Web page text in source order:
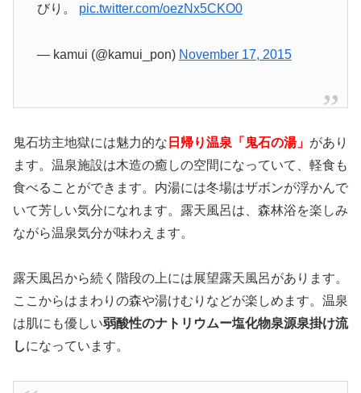
びり。 pic.twitter.com/oezNx5CKO0
— kamui (@kamui_pon) November 17, 2015
鬼石坊主地獄には魅力的な 日帰り温泉「鬼石の湯」 があり
ます。温泉施設は木造の癒しの空間になっていて、軽食も
食べることができます。内湯には冬場はザボンが浮かんで
いて芳しい気分になれます。露天風呂は、森林浴を楽しみ
ながら温泉気分が味わえます。
露天風呂から続く階段の上には展望露天風呂があります。
ここからはまわりの森や湯けむりなどが楽しめます。温泉
は肌にも優しい弱酸性のナトリウムー塩化物泉源泉掛け流
しになっています。